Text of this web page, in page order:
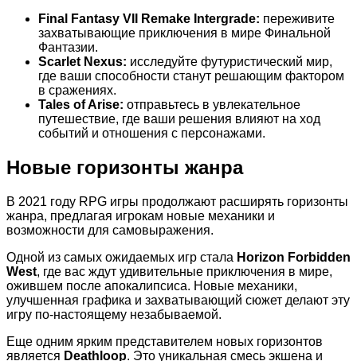
Final Fantasy VII Remake Intergrade: переживите
захватывающие приключения в мире Финальной
Фантазии.
Scarlet Nexus: исследуйте футуристический мир,
где ваши способности станут решающим фактором
в сражениях.
Tales of Arise: отправьтесь в увлекательное
путешествие, где ваши решения влияют на ход
событий и отношения с персонажами.
Новые горизонты жанра
В 2021 году RPG игры продолжают расширять горизонты
жанра, предлагая игрокам новые механики и
возможности для самовыражения.
Одной из самых ожидаемых игр стала Horizon Forbidden
West, где вас ждут удивительные приключения в мире,
ожившем после апокалипсиса. Новые механики,
улучшенная графика и захватывающий сюжет делают эту
игру по-настоящему незабываемой.
Еще одним ярким представителем новых горизонтов
является Deathloop. Это уникальная смесь экшена и